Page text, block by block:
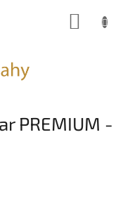
PREMIUM -